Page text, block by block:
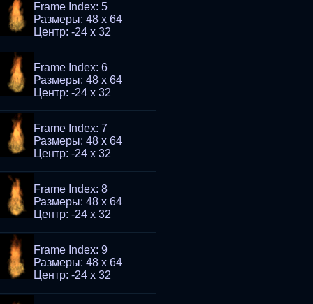
Frame Index: 5
Размеры: 48 x 64
Центр: -24 x 32
Frame Index: 6
Размеры: 48 x 64
Центр: -24 x 32
Frame Index: 7
Размеры: 48 x 64
Центр: -24 x 32
Frame Index: 8
Размеры: 48 x 64
Центр: -24 x 32
Frame Index: 9
Размеры: 48 x 64
Центр: -24 x 32